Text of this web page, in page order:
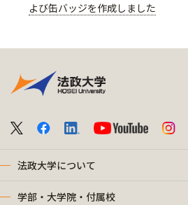
よび缶バッジを作成しました
法政大学について
学部・大学院・付属校